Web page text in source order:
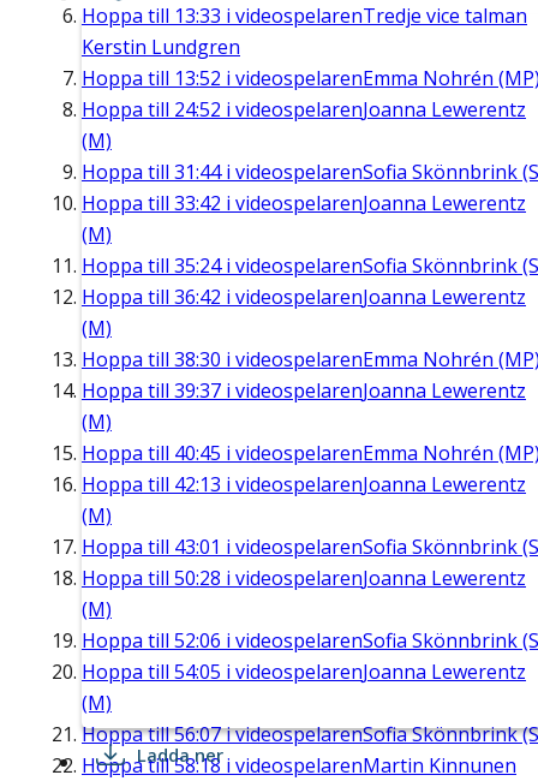
Hoppa till 13:33 i videospelarenTredje vice talman
Kerstin Lundgren
Hoppa till 13:52 i videospelarenEmma Nohrén
Hoppa till 24:52 i videospelarenJoanna Lewerentz
(M)
Hoppa till 31:44i videospelarenSofia Skönnbrink
Hoppa till 33:42 i videospelarenJoanna Lewerentz
(M)
Hoppa till 35:24i videospelarenSofia Skönnbrink
Hoppa till 36:42 i videospelarenJoanna Lewerentz
(M)
Hoppa till 38:30 i videospelarenEmma Nohrén
Hoppa till 39:37 i videospelarenJoanna Lewerentz
(M)
Hoppa till 40:45 i videospelarenEmma Nohrén
Hoppa till 42:13 i videospelarenJoanna Lewerentz
(M)
Hoppa till 43:01 i videospelarenSofia Skönnbrink
Hoppa till 50:28 i videospelarenJoanna Lewerentz
(M)
Hoppa till 52:06 i videospelarenSofia Skönnbrink
Hoppa till 54:05 i videospelarenJoanna Lewerentz
(M)
Hoppa till56:07i videospelarenSofia Skönnbrink
Hoppa till58:18 i videospelarenMartin Kinnunen
Ladda ner